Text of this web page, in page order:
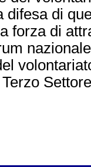
difesa di
forza di